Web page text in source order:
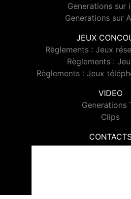
Generations sur
Generations sur
JEUX
Règlements : Jeux
Règlements :
Règlements : Jeux
VIDEO
Generations
Clips
Contacter